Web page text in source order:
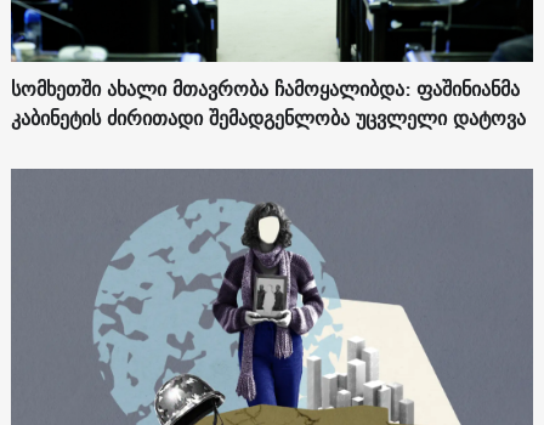
სომხეთში ახალი მთავრობა ჩამოყალიბდა: ფაშინიანმა
კაბინეტის ძირითადი შემადგენლობა უცვლელი დატოვა